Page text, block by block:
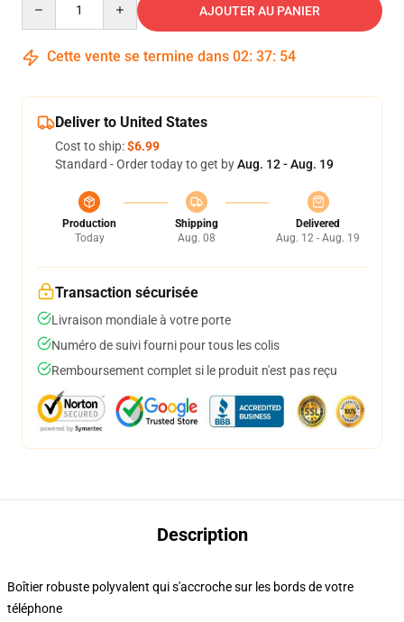
AJOUTER AU PANIER
Cette vente se termine dans 02: 37: 53
Deliver to United States
Cost to ship:$6.99
Standard - Order today to get byAug. 12 - Aug. 19
Production
Today
Shipping
Aug. 08
Delivered
Aug. 12 - Aug. 19
Transaction sécurisée
Livraison mondiale à votre porte
Numéro de suivi fourni pour tous les colis
Remboursement complet si le produit n'est pas reçu
Description
Boîtier robuste polyvalent qui s'accroche sur les bords de votre
téléphone